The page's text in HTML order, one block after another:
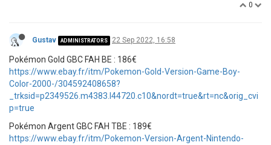
0
Gustav ADMINISTRATORS 22 Sep 2022, 16:58
Pokémon Gold GBC FAH BE : 186€
https://www.ebay.fr/itm/Pokemon-Gold-Version-Game-Boy-
Color-2000-/304592408658?
_trksid=p2349526.m4383.l44720.c10&nordt=true&rt=nc&orig_cvi
p=true
Pokémon Argent GBC FAH TBE : 189€
https://www.ebay.fr/itm/Pokemon-Version-Argent-Nintendo-